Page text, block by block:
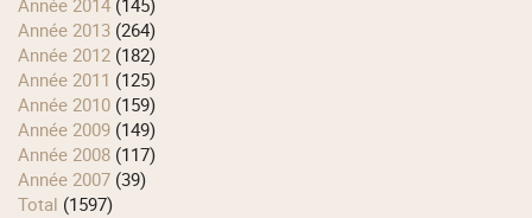
année 2014 (145)
année 2013 (264)
année 2012 (182)
année 2011 (125)
année 2010 (159)
année 2009 (149)
année 2008 (117)
année 2007 (39)
total (1597)